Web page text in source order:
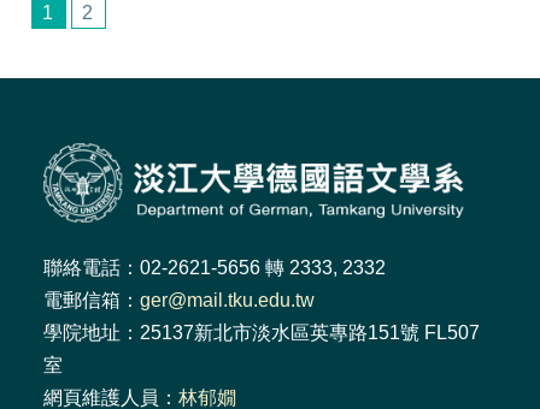
1 2
聯絡電話：02-2621-5656 轉 2333, 2332
電郵信箱： ger@mail.tku.edu.tw
學院地址：25137新北市淡水區英專路151號 FL507
室
網頁維護人員： 林郁嫺